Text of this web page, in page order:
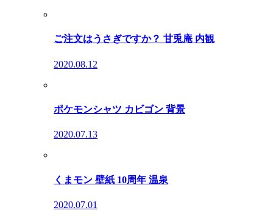
ご注文はうさぎですか？ 甘兎庵 内観
2020.08.12
ポケモンシャツ カビゴン 背景
2020.07.13
くまモン 壁紙 10周年 温泉
2020.07.01